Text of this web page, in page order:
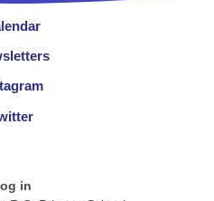
in